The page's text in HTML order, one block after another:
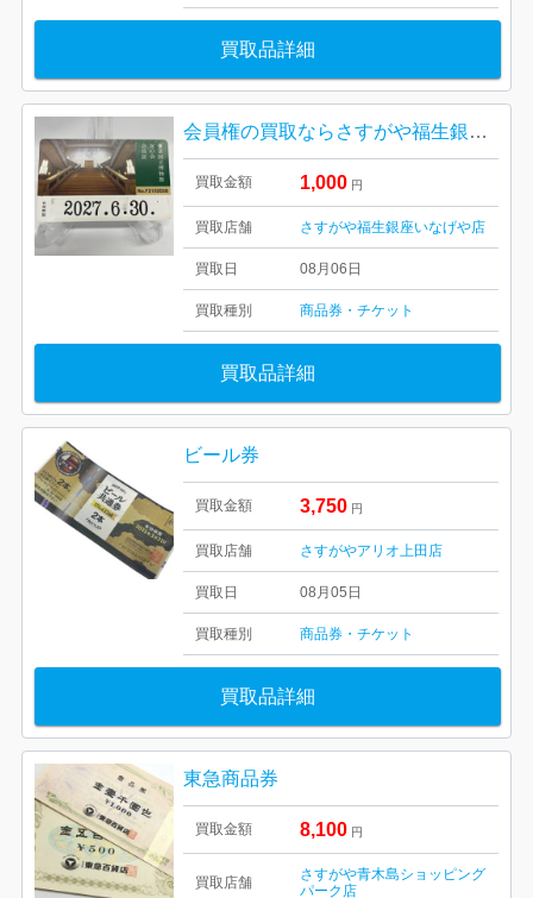
買取品詳細
会員権の買取ならさすがや福生銀座いなげや店！| 福生市南田園| 東京国立博物館 友の会会員証 トーハク パスポート
買取金額 1,000 円
買取店舗 さすがや福生銀座いなげや店
買取日 08月06日
買取種別 商品券・チケット
買取品詳細
ビール券
買取金額 3,750 円
買取店舗 さすがやアリオ上田店
買取日 08月05日
買取種別 商品券・チケット
買取品詳細
東急商品券
買取金額 8,100 円
買取店舗
さすがや青木島ショッピング
パーク店